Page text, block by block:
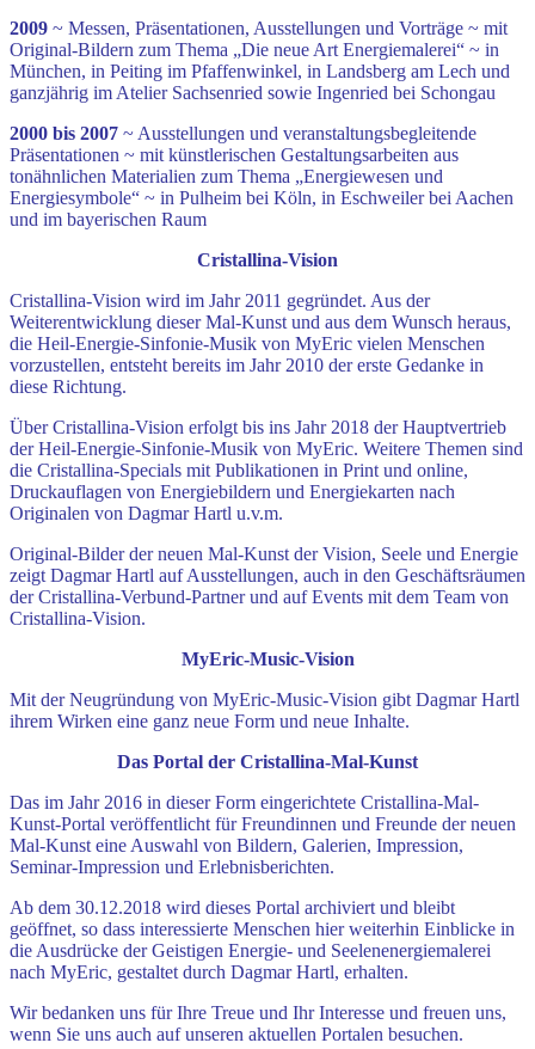
2009 ~ Messen, Präsentationen, Ausstellungen und Vorträge ~ mit
Original-Bildern zum Thema „Die neue Art Energiemalerei“ ~ in
München, in Peiting im Pfaffenwinkel, in Landsberg am Lech und
ganzjährig im Atelier Sachsenried sowie Ingenried bei Schongau
2000 bis 2007 ~ Ausstellungen und veranstaltungsbegleitende
Präsentationen ~ mit künstlerischen Gestaltungsarbeiten aus
tonähnlichen Materialien zum Thema „Energiewesen und
Energiesymbole“ ~ in Pulheim bei Köln, in Eschweiler bei Aachen
und im bayerischen Raum
Cristallina-Vision
Cristallina-Vision wird im Jahr 2011 gegründet. Aus der
Weiterentwicklung dieser Mal-Kunst und aus dem Wunsch heraus,
die Heil-Energie-Sinfonie-Musik von MyEric vielen Menschen
vorzustellen, entsteht bereits im Jahr 2010 der erste Gedanke in
diese Richtung.
Über Cristallina-Vision erfolgt bis ins Jahr 2018 der Hauptvertrieb
der Heil-Energie-Sinfonie-Musik von MyEric. Weitere Themen sind
die Cristallina-Specials mit Publikationen in Print und online,
Druckauflagen von Energiebildern und Energiekarten nach
Originalen von Dagmar Hartl u.v.m.
Original-Bilder der neuen Mal-Kunst der Vision, Seele und Energie
zeigt Dagmar Hartl auf Ausstellungen, auch in den Geschäftsräumen
der Cristallina-Verbund-Partner und auf Events mit dem Team von
Cristallina-Vision.
MyEric-Music-Vision
Mit der Neugründung von MyEric-Music-Vision gibt Dagmar Hartl
ihrem Wirken eine ganz neue Form und neue Inhalte.
Das Portal der Cristallina-Mal-Kunst
Das im Jahr 2016 in dieser Form eingerichtete Cristallina-Mal-
Kunst-Portal veröffentlicht für Freundinnen und Freunde der neuen
Mal-Kunst eine Auswahl von Bildern, Galerien, Impression,
Seminar-Impression und Erlebnisberichten.
Ab dem 30.12.2018 wird dieses Portal archiviert und bleibt
geöffnet, so dass interessierte Menschen hier weiterhin Einblicke in
die Ausdrücke der Geistigen Energie- und Seelenenergiemalerei
nach MyEric, gestaltet durch Dagmar Hartl, erhalten.
Wir bedanken uns für Ihre Treue und Ihr Interesse und freuen uns,
wenn Sie uns auch auf unseren aktuellen Portalen besuchen.